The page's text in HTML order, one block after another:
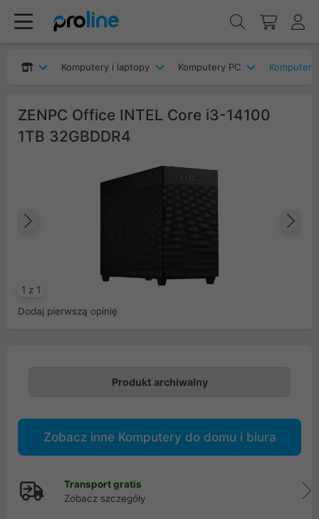
Komputery i laptopy Komputery PC
ZENPC Office INTEL Core i3-14100
1TB 32GBDDR4
1 z 1
Dodaj pierwszą opinię
Produkt archiwalny
Zobacz inne Komputery do domu i biura
Transport gratis
Zobacz szczegóły